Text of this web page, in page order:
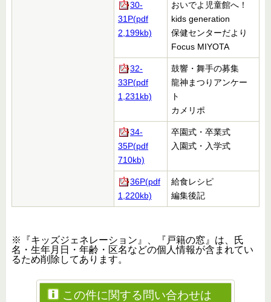
30-
31P(pdf
2,199kb)
おいでよ児童館へ！
kids generation
保健センターだより
Focus MIYOTA
32-
33P(pdf
1,231kb)
鼓響・舞手の募集
龍神まつりアンケー
ト
カメリポ
34-
35P(pdf
710kb)
卒園式・卒業式
入園式・入学式
36P(pdf
1,220kb)
給食レシピ
編集後記
※『キッズジェネレーション』、『戸籍の窓』は、氏
名・生年月日・年齢・区名などの個人情報が含まれてい
るため削除してあります。
この件に関する問い合わせは